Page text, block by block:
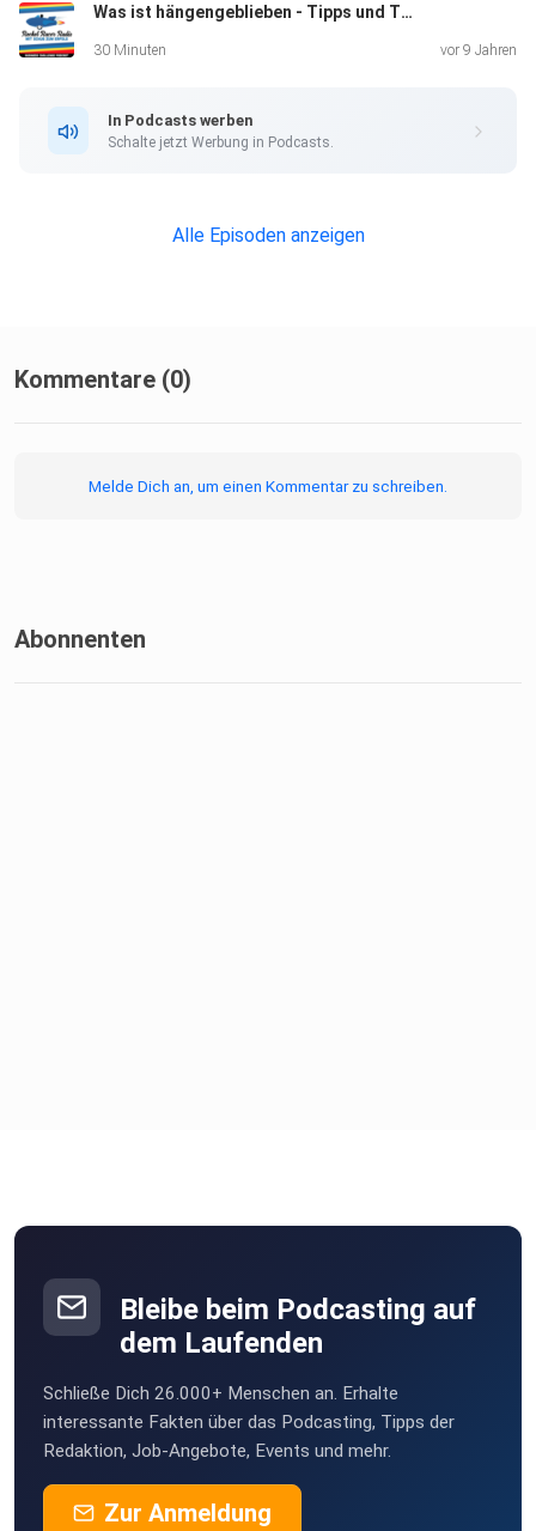
Was ist hängengeblieben - Tipps und Tricks der Private Label Days HH - E15
30 Minuten vor 9 Jahren
In Podcasts werben
Schalte jetzt Werbung in Podcasts.
Alle Episoden anzeigen
Kommentare (0)
Melde Dich an, um einen Kommentar zu schreiben.
Abonnenten
Bleibe beim Podcasting auf
dem Laufenden
Schließe Dich 26.000+ Menschen an. Erhalte
interessante Fakten über das Podcasting, Tipps der
Redaktion, Job-Angebote, Events und mehr.
Zur Anmeldung